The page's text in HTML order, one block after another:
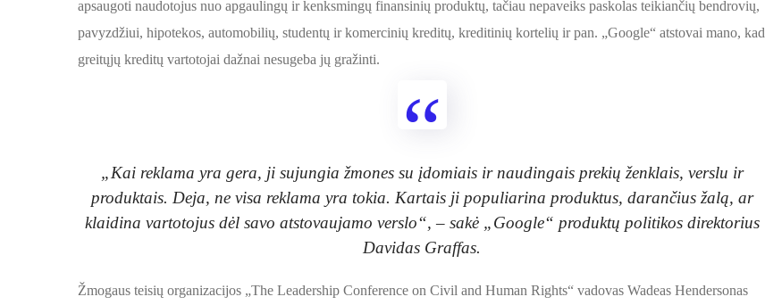
apsaugoti naudotojus nuo apgaulingų ir kenksmingų finansinių produktų, tačiau nepaveiks paskolas teikiančių bendrovių,
pavyzdžiui, hipotekos, automobilių, studentų ir komercinių kreditų, kreditinių kortelių ir pan. „Google“ atstovai mano, kad
greitųjų kreditų vartotojai dažnai nesugeba jų gražinti.
„Kai reklama yra gera, ji sujungia žmones su įdomiais ir naudingais prekių ženklais, verslu ir
produktais. Deja, ne visa reklama yra tokia. Kartais ji populiarina produktus, darančius žalą, ar
klaidina vartotojus dėl savo atstovaujamo verslo“, – sakė „Google“ produktų politikos direktorius
Davidas Graffas.
Žmogaus teisių organizacijos „The Leadership Conference on Civil and Human Rights“ vadovas Wadeas Hendersonas